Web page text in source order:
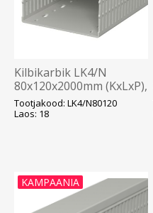
Kilbikarbik LK4/N
80x120x2000mm (KxLxP),
hall, OBO
Tootjakood: LK4/N80120
Laos: 18
KAMPAANIA